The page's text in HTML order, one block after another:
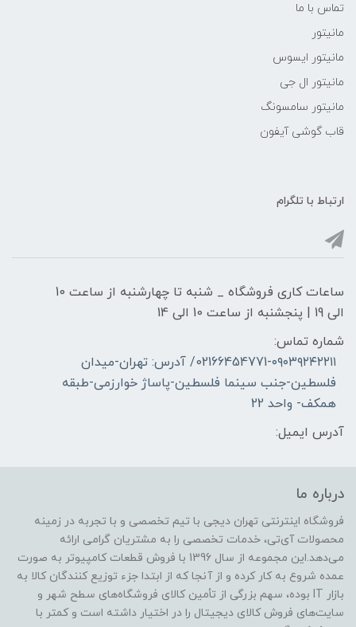
تماس با ما
مانیتور
مانیتور ایسوس
مانیتور ال جی
مانیتور سامسونگ
قاب گوشی آیفون
ارتباط با تلگرام
ساعات کاری فروشگاه _ شنبه تا چهارشنبه از ساعت 10
الی 19 | پنجشنبه از ساعت 10 الی 14
شماره تماس:
02166454771-۰۹۰۳۹۲۴۲۲۱۱/ آدرس: تهران-میدان
فلسطین-جنب سینما فلسطین-پاساژ خوارزمی-طبقه
همکف- واحد 22
آدرس ایمیل:
درباره ما
فروشگاه اینترنتی تهران دیجی با تیم تخصصی و با تجربه در زمینه
محصولات آی‌تی، خدمات تخصصی را به مشتریان گرامی ارائه
می‌دهد.این مجموعه از سال 1396 با فروش قطعات کامپیوتر به صورت
عمده شروع به کار کرده و از آنجا که از ابتدا جزء توزیع کنندگان کالا به
بازار IT بوده، سهم بزرگی از تأمین کالای فروشگاه‌های سطح شهر و
سایت‌های فروش کالای دیجیتال را در اختیار داشته است و کمتر با